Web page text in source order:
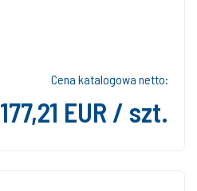
Cena katalogowa netto:
177,21 EUR / szt.